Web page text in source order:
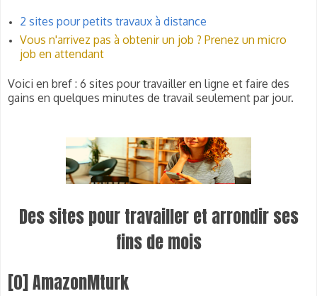
2 sites pour petits travaux à distance
Vous n'arrivez pas à obtenir un job ? Prenez un micro
job en attendant
Voici en bref : 6 sites pour travailler en ligne et faire des
gains en quelques minutes de travail seulement par jour.
Des sites pour travailler et arrondirses
fins de mois
[0] AmazonMturk